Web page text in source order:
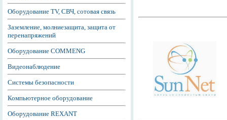
Оборудование TV, СВЧ, сотовая связь
Заземление, молниезащита, защита от
перенапряжений
Оборудование COMMENG
Видеонаблюдение
Системы безопасности
Компьютерное оборудование
Оборудование REXANT